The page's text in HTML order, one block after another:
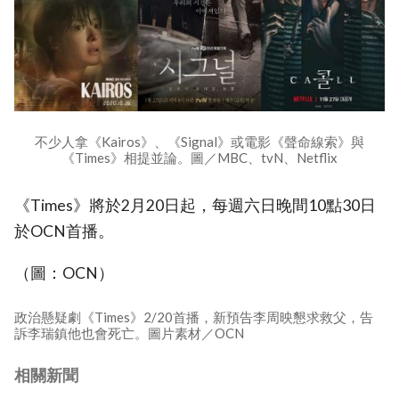
不少人拿《Kairos》、《Signal》或電影《聲命線索》與
《Times》相提並論。圖／MBC、tvN、Netflix
《Times》將於2月20日起，每週六日晚間10點30日
於OCN首播。
（圖：OCN）
政治懸疑劇《Times》2/20首播，新預告李周映懇求救父，告
訴李瑞鎮他也會死亡。圖片素材／OCN
相關新聞